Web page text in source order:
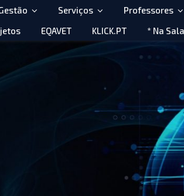
Serviços Professores
EQAVET KLICK.PT * Na